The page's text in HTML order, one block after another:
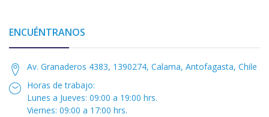
ENCUÉNTRANOS
Av. Granaderos 4383, 1390274, Calama, Antofagasta, Chile
Horas de trabajo:
Lunes a Jueves: 09:00 a 19:00 hrs.
Viernes: 09:00 a 17:00 hrs.